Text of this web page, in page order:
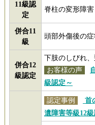
11級認
定
脊柱の変形障害
併合11
級
頭部外傷後の
併合12
級認定
下肢のしびれ
お客様の声
級認定～
認定事例
首
遺障害等級12